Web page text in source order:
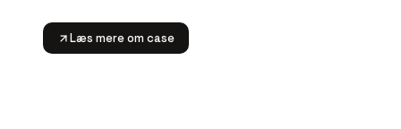
Læs mere om case